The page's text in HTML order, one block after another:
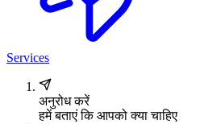
Services
अनुरोध करें
हमें बताएं कि आपको क्या चाहिए